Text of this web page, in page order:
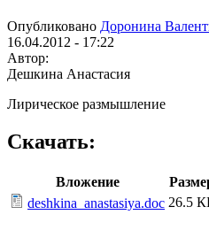
Опубликовано Доронина
16.04.2012 - 17:22
Автор:
Дешкина Анастасия
Лирическое размышление
Скачать:
Вложение
deshkina_anastasiya.doc 26.5